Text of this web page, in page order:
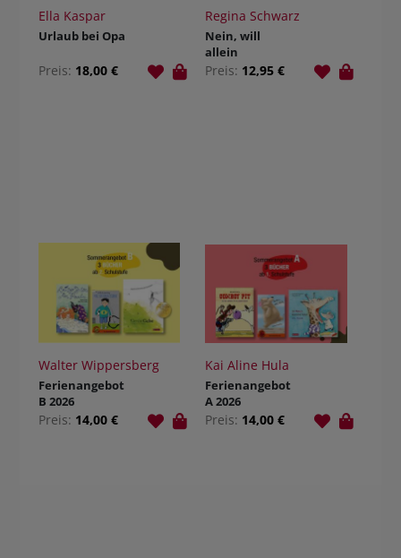
Ella Kaspar
Urlaub bei Opa
Preis: 18,00 €
Regina Schwarz
Nein, will
allein
Preis: 12,95 €
Walter Wippersberg
Ferienangebot
B 2026
Preis: 14,00 €
Kai Aline Hula
Ferienangebot
A 2026
Preis: 14,00 €